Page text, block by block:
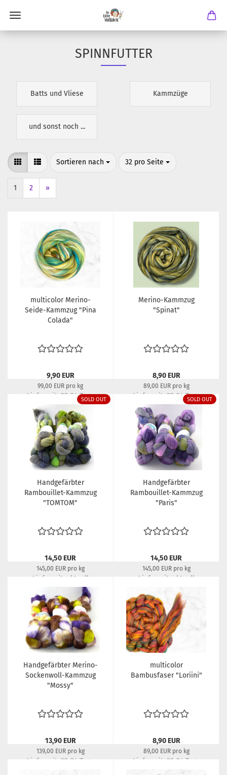
SPINNFUTTER
Batts und Vliese Kammzüge
und sonst noch ...
Sortieren nach
Sortieren nach 32 pro Seite
pro Seite
1 2 »
multicolor Merino-
Seide-Kammzug "Pina
Colada"
9,90 EUR
99,00 EUR pro kg
Lieferzeit: 22-24 Tage
Merino-Kammzug
"Spinat"
8,90 EUR
89,00 EUR pro kg
Lieferzeit: 22-24 Tage
SOLD OUT
Handgefärbter
Rambouillet-Kammzug
"TOMTOM"
14,50 EUR
145,00 EUR pro kg
Lieferzeit:
aktuell
ausverkauft
SOLD OUT
Handgefärbter
Rambouillet-Kammzug
"Paris"
14,50 EUR
145,00 EUR pro kg
Lieferzeit:
aktuell
ausverkauft
Handgefärbter Merino-
Sockenwoll-Kammzug
"Mossy"
13,90 EUR
139,00 EUR pro kg
Lieferzeit: 22-24 Tage
multicolor
Bambusfaser "Loriini"
8,90 EUR
89,00 EUR pro kg
Lieferzeit: 22-24 Tage